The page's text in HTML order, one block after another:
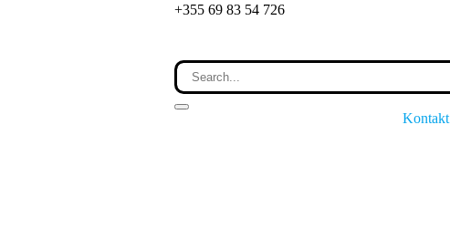
+355 69 83 54 726
Kontakt